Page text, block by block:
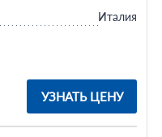
УЗНАТЬ ЦЕНУ
Италия